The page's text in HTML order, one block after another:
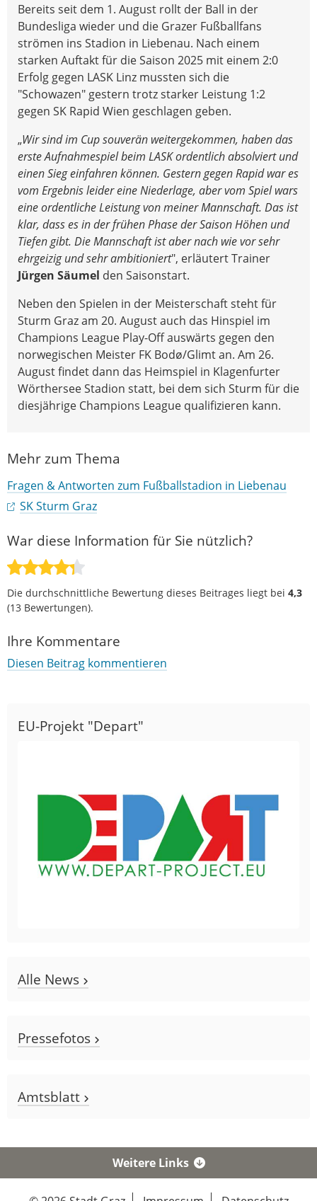
Bereits seit dem 1. August rollt der Ball in der
Bundesliga wieder und die Grazer Fußballfans
strömen ins Stadion in Liebenau. Nach einem
starken Auftakt für die Saison 2025 mit einem 2:0
Erfolg gegen LASK Linz mussten sich die
"Schowazen" gestern trotz starker Leistung 1:2
gegen SK Rapid Wien geschlagen geben.
„Wir sind im Cup souverän weitergekommen, haben das
erste Aufnahmespiel beim LASK ordentlich absolviert und
einen Sieg einfahren können. Gestern gegen Rapid war es
vom Ergebnis leider eine Niederlage, aber vom Spiel wars
eine ordentliche Leistung von meiner Mannschaft. Das ist
klar, dass es in der frühen Phase der Saison Höhen und
Tiefen gibt. Die Mannschaft ist aber nach wie vor sehr
ehrgeizig und sehr ambitioniert", erläutert Trainer
Jürgen Säumel den Saisonstart.
Neben den Spielen in der Meisterschaft steht für
Sturm Graz am 20. August auch das Hinspiel im
Champions League Play-Off auswärts gegen den
norwegischen Meister FK Bodø/Glimt an. Am 26.
August findet dann das Heimspiel in Klagenfurter
Wörthersee Stadion statt, bei dem sich Sturm für die
diesjährige Champions League qualifizieren kann.
Mehr zum Thema
Fragen & Antworten zum Fußballstadion in Liebenau
SK Sturm Graz
War diese Information für Sie nützlich?
Die durchschnittliche Bewertung dieses Beitrages liegt bei 4,3
(13 Bewertungen).
Ihre Kommentare
Diesen Beitrag kommentieren
EU-Projekt "Depart"
Alle News
Pressefotos
Amtsblatt
Weitere Links